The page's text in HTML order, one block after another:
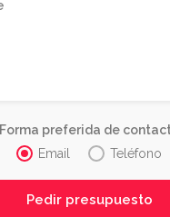
Forma preferida de
Email
Teléfono